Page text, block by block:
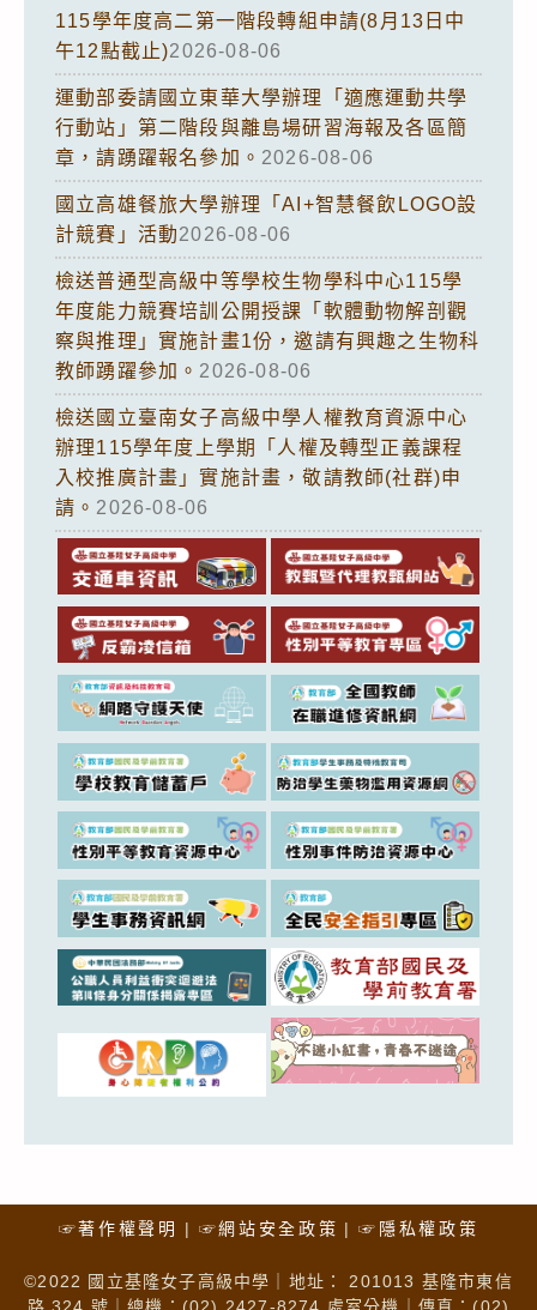
115學年度高二第一階段轉組申請(8月13日中
午12點截止)2026-08-06
運動部委請國立東華大學辦理「適應運動共學
行動站」第二階段與離島場研習海報及各區簡
章，請踴躍報名參加。 2026-08-06
國立高雄餐旅大學辦理「AI+智慧餐飲LOGO設
計競賽」活動2026-08-06
檢送普通型高級中等學校生物學科中心115學
年度能力競賽培訓公開授課「軟體動物解剖觀
察與推理」實施計畫1份，邀請有興趣之生物科
教師踴躍參加。 2026-08-06
檢送國立臺南女子高級中學人權教育資源中心
辦理115學年度上學期「人權及轉型正義課程
入校推廣計畫」實施計畫，敬請教師(社群)申
請。 2026-08-06
☞著作權聲明 ☞網站安全政策 ☞隱私權政策
©2022 國立基隆女子高級中學｜地址： 201013 基隆市東信
路 324 號｜總機：(02) 2427-8274 處室分機｜傳真：(02)